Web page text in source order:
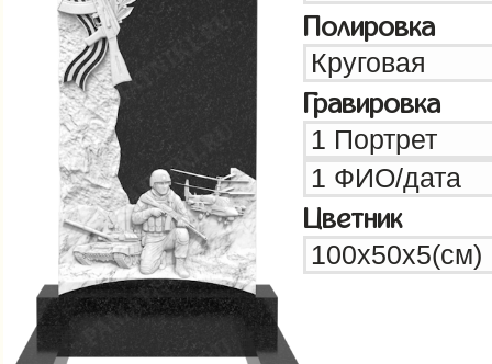
Полировка
Гравировка
Цветник